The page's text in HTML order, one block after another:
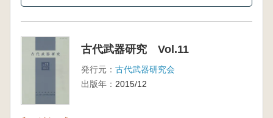
古代武器研究 Vol.11
発行元： 古代武器研究会
出版年： 2015/12